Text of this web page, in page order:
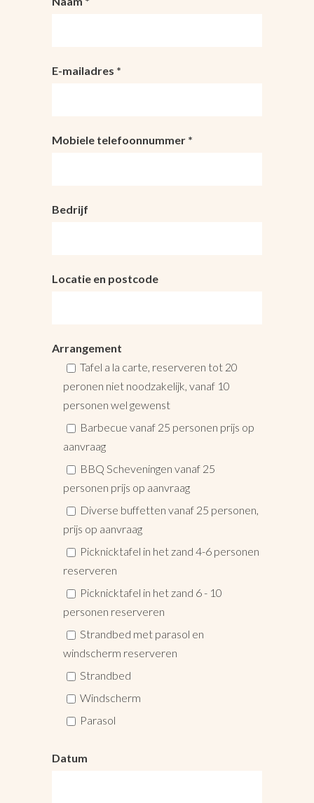
E-mailadres *
Mobiele telefoonnummer *
Bedrijf
Locatie en postcode
Arrangement
Tafel a la carte, reserveren tot 20
peronen niet noodzakelijk, vanaf 10
personen wel gewenst
Barbecue vanaf 25 personen prijs op
aanvraag
BBQ Scheveningen vanaf 25
personen prijs op aanvraag
Diverse buffetten vanaf 25 personen,
prijs op aanvraag
Picknicktafel in het zand 4-6 personen
reserveren
Picknicktafel in het zand 6 - 10
personen reserveren
Strandbed met parasol en
windscherm reserveren
Strandbed
Windscherm
Parasol
Datum